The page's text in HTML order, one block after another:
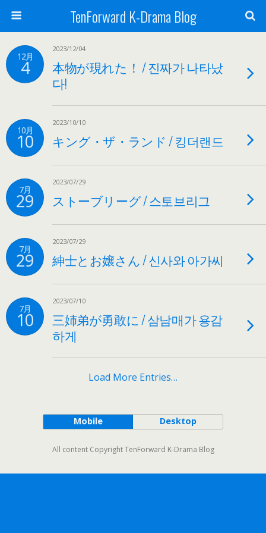
TenForward K-Drama Blog
12月
4
2023/12/04
本物が現れた！ / 진짜가 나타났
다!
10月
10
2023/10/10
キング・ザ・ランド / 킹더랜드
7月
29
2023/07/29
ストーブリーグ / 스토브리그
7月
29
2023/07/29
紳士とお嬢さん / 신사와 아가씨
7月
10
2023/07/10
三姉弟が勇敢に / 삼남매가 용감
하게
Load More Entries…
Mobile Desktop
All content Copyright TenForward K-Drama Blog